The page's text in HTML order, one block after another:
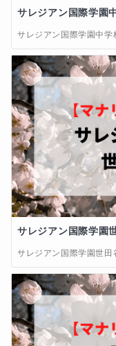
サレジアン国際学園
サレジアン国際学園中学
サレジアン国際学園
サレジアン国際学園世田